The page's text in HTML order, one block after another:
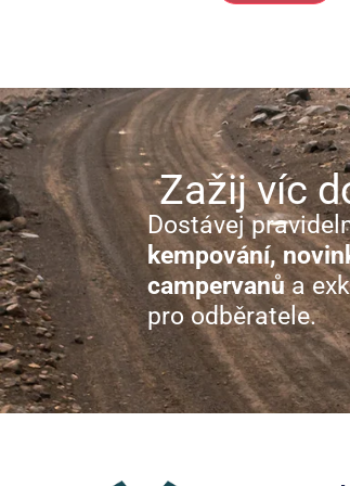
Zažij víc
Dostávej
kempování,
campervanůa
pro odběratele.